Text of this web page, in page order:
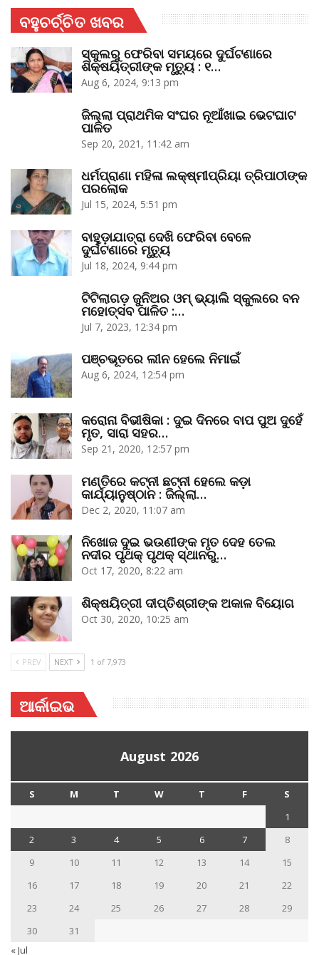
ବହୁଚର୍ଚ୍ଚିତ ଖବର
ସ୍କୁଲରୁ ଫେରିବା ସମୟରେ ଦୁର୍ଘଟଣାରେ
ଶିକ୍ଷୟିତ୍ରୀଙ୍କ ମୃତ୍ୟୁ : ୧…
Aug 6, 2024, 9:13 pm
ଜିଲ୍ଲା ପ୍ରାଥମିକ ସଂଘର ନୂଆଁଖାଇ ଭେଟଘାଟ
ପାଳିତ
Sep 20, 2021, 11:42 am
ଧର୍ମପ୍ରାଣା ମହିଳା ଲକ୍ଷ୍ମୀପ୍ରିୟା ତ୍ରିପାଠୀଙ୍କ
ପରଲୋକ
Jul 15, 2024, 5:51 pm
ବାହୁଡ଼ାଯାତ୍ରା ଦେଖି ଫେରିବା ବେଳେ
ଦୁର୍ଘଟଣାରେ ମୃତ୍ୟୁ
Jul 18, 2024, 9:44 pm
ଟିଟିଲାଗଡ଼ ଜୁନିଅର ଓମ୍‌ ଭ୍ୟାଲି ସ୍କୁଲରେ ବନ
ମହୋତ୍ସବ ପାଳିତ :…
Jul 7, 2023, 12:34 pm
ପଞ୍ଚଭୂତରେ ଲୀନ ହେଲେ ନିମାଇଁ
Aug 6, 2024, 12:54 pm
କରୋନା ବିଭୀଷିକା : ଦୁଇ ଦିନରେ ବାପ ପୁଅ ଦୁହେଁ
ମୃତ, ସାରା ସହର…
Sep 21, 2020, 12:57 pm
ମଣ୍ତିରେ କଟ୍‌ନୀ ଛଟ୍‌ନୀ ହେଲେ କଡ଼ା
କାର୍ଯ୍ୟାନୁଷ୍ଠାନ : ଜିଲ୍ଲା…
Dec 2, 2020, 11:07 am
ନିଖୋଜ ଦୁଇ ଭଉଣୀଙ୍କ ମୃତ ଦେହ ତେଲ
ନଦୀର ପୃଥକ୍‌ ପୃଥକ୍‌ ସ୍ଥାନରୁ…
Oct 17, 2020, 8:22 am
ଶିକ୍ଷୟିତ୍ରୀ ଦୀପ୍ତିଶ୍ରୀଙ୍କ ଅକାଳ ବିୟୋଗ
Oct 30, 2020, 10:25 am
PREV NEXT 1 of 7,973
ଆର୍କାଇଭ
August 2026
S M T W T F
S
1
2
3 4 5 6 7
8
9
10 11 12 13 14
15
16
17 18 19 20 21
22
23
24 25 26 27 28
29
30
31
« Jul